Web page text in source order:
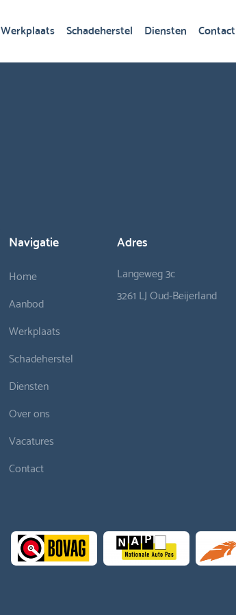
Werkplaats Schadeherstel Diensten Contact
Navigatie
Home
Aanbod
Werkplaats
Schadeherstel
Diensten
Over ons
Vacatures
Contact
Adres
Langeweg 3c
3261 LJ Oud-Beijerland